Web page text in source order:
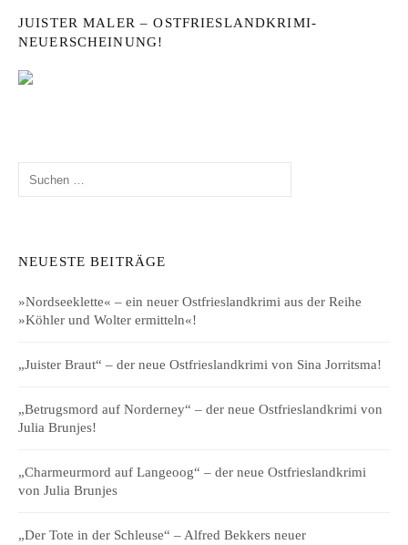
JUISTER MALER – OSTFRIESLANDKRIMI-
NEUERSCHEINUNG!
NEUESTE BEITRÄGE
»Nordseeklette« – ein neuer Ostfrieslandkrimi aus der Reihe
»Köhler und Wolter ermitteln«!
„Juister Braut“ – der neue Ostfrieslandkrimi von Sina Jorritsma!
„Betrugsmord auf Norderney“ – der neue Ostfrieslandkrimi von
Julia Brunjes!
„Charmeurmord auf Langeoog“ – der neue Ostfrieslandkrimi
von Julia Brunjes
„Der Tote in der Schleuse“ – Alfred Bekkers neuer